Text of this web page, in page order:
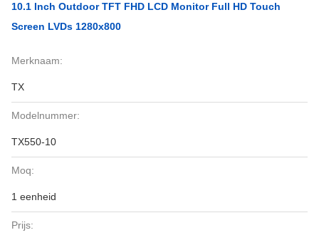
10.1 Inch Outdoor TFT FHD LCD Monitor Full HD Touch
Screen LVDs 1280x800
Merknaam:
TX
Modelnummer:
TX550-10
Moq:
1 eenheid
Prijs: